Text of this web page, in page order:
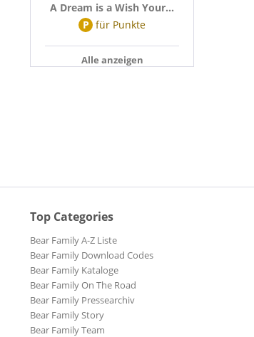
A Dream is a Wish Your...
P für Punkte
Alle anzeigen
Top Categories
Bear Family A-Z Liste
Bear Family Download Codes
Bear Family Kataloge
Bear Family On The Road
Bear Family Pressearchiv
Bear Family Story
Bear Family Team